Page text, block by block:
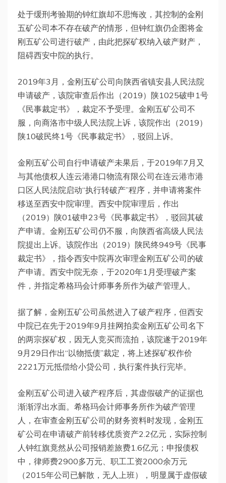
处于缓刑考验期的钟红旗却不思悔改，其控制的金刚
五矿公司本不存在破产的情形，但钟红旗仍企图将金
刚五矿公司进行破产，由此把探矿权纳入破产财产，
阻碍西安中院的执行。
2019年3月，金刚五矿公司向陕西省镇安县人民法院
申请破产，该院审查后作出（2019）陕1025破申1号
《民事裁定书》，裁定不予受理。金刚五矿公司不
服，向商洛市中级人民法院上诉，该院作出（2019）
陕10破民终1号《民事裁定书》，驳回上诉。
金刚五矿公司自行申请破产未果后，于2019年7月又
与其他债权人连云港港口物流有限公司在连云港市港
口区人民法院启动“执行转破产”程序，并申请将案件
移送至西安中院审理。西安中院审理后，作出
（2019）陕01破申23号《民事裁定书》，驳回其破
产申请。金刚五矿公司仍不服，向陕西省高级人民法
院提出上诉。该院作出（2019）陕民终949号《民事
裁定书》，指令西安中院再次审理金刚五矿公司的破
产申请。西安中院无奈，于2020年1月受理破产案
件，并指定希格玛会计师事务所作为破产管理人。
据了解，金刚五矿公司虽然进入了破产程序，但西安
中院已在先于2019年9月挂网拍卖金刚五矿公司名下
的两宗探矿权，因无人竞买而流拍，该院遂于2019年
9月29日作出“以物抵债”裁定，将上述探矿权作价
2221万元抵偿给小贷公司，执行案件执行完毕。
金刚五矿公司进入破产程序后，其虚假破产的证据也
渐渐浮出水面。希格玛会计师事务所作为破产管理
人，在审查金刚五矿公司的财务资料时发现，金刚五
矿公司在申请破产前转移优质资产2.2亿元，实际控制
人钟红旗竟然从公司报销差旅费1.6亿元；申报债权
中，律师费2900多万元、职工工资2000余万元
（2015年公司已解散，无人上班），明显属于虚假破